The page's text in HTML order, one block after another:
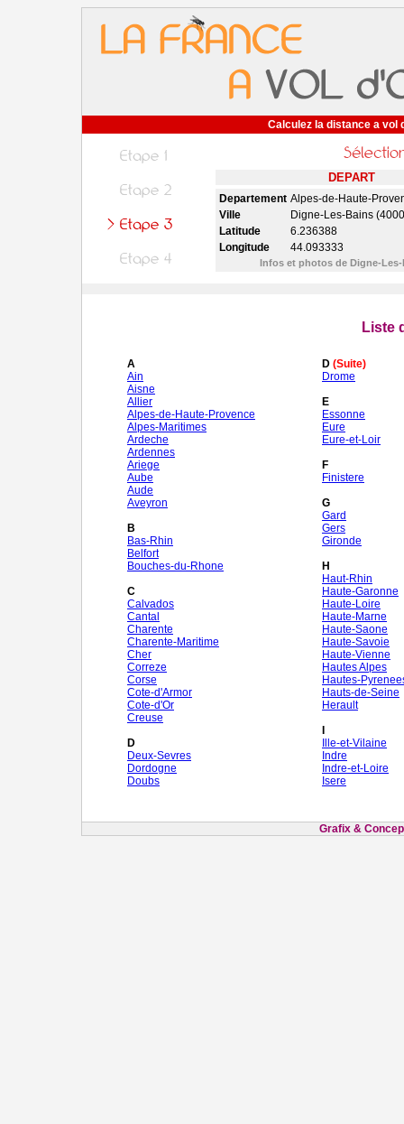
Calculez la distance a vol
DEPART
Departement Alpes-de-Haute-
Ville
Digne-Les-Bains
Latitude
6.236388
Longitude
44.093333
Infos et photos de Digne-
Liste
A
Ain
Aisne
Allier
Alpes-de-Haute-Provence
Alpes-Maritimes
Ardeche
Ardennes
Ariege
Aube
Aude
Aveyron
B
Bas-Rhin
Belfort
Bouches-du-Rhone
C
Calvados
Cantal
Charente
Charente-Maritime
Cher
Correze
Corse
Cote-d'Armor
Cote-d'Or
Creuse
D
Deux-Sevres
Dordogne
Doubs
D (Suite)
Drome
E
Essonne
Eure
Eure-et-Loir
F
Finistere
G
Gard
Gers
Gironde
H
Haut-Rhin
Haute-Garonne
Haute-Loire
Haute-Marne
Haute-Saone
Haute-Savoie
Haute-Vienne
Hautes Alpes
Hautes-
Hauts-de-Seine
Herault
Ille-et-Vilaine
Indre
Indre-et-Loire
Isere
Grafix &